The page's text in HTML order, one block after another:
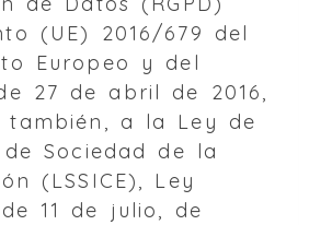
(UE) 2016/679 del
Europeo y del
27 de abril de 2016,
también, a la Ley de
Sociedad de la
(LSSICE), Ley
11 de julio, de